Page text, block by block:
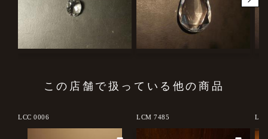
この店舗で扱っている他の商品
LCC 0006 LCM 7485